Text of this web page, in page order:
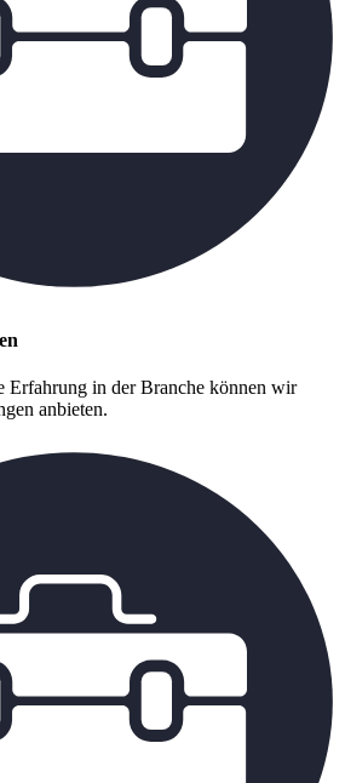
Erfahrung in der Branche können wir
anbieten.